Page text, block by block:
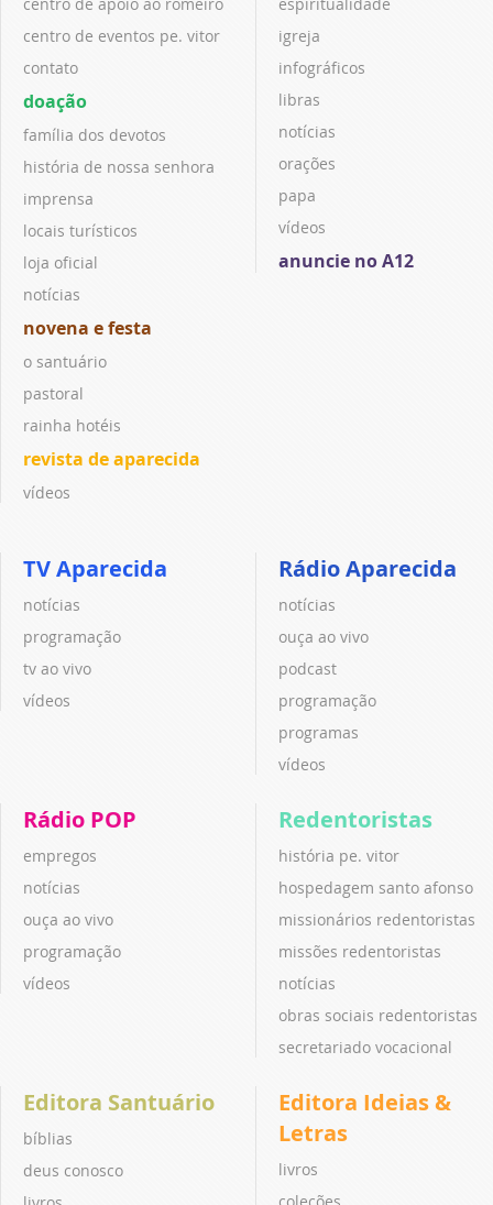
centro de eventos pe. vitor
contato
doação
família dos devotos
história de nossa senhora
imprensa
locais turísticos
loja oficial
notícias
novena e festa
o santuário
pastoral
rainha hotéis
revista de aparecida
vídeos
igreja
infográficos
libras
notícias
orações
papa
vídeos
anuncie no A12
TV Aparecida
notícias
programação
tv ao vivo
vídeos
Rádio Aparecida
notícias
ouça ao vivo
podcast
programação
programas
vídeos
Rádio POP
empregos
notícias
ouça ao vivo
programação
vídeos
Redentoristas
história pe. vitor
hospedagem santo afonso
missionários redentoristas
missões redentoristas
notícias
obras sociais redentoristas
secretariado vocacional
Editora Santuário
bíblias
deus conosco
Editora Ideias &
Letras
livros